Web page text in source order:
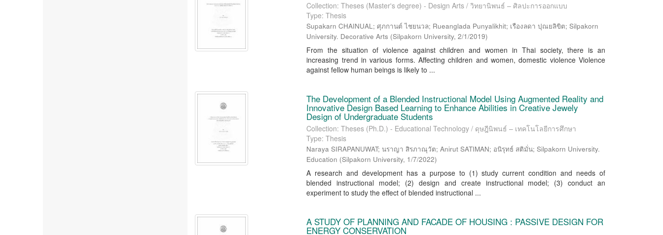
Collection: Theses (Master's degree) - Design Arts / วิทยานิพนธ์ – ศิลปะการออกแบบ
Type: Thesis
Supakarn CHAINUAL; ศุภกานต์ ไชยนวล; Rueanglada Punyalikhit; เรืองลดา ปุณยลิขิต; Silpakorn
University. Decorative Arts (Silpakorn University,2/1/2019)
From the situation of violence against children and women in Thai society, there is an
increasing trend in various forms. Affecting children and women, domestic violence Violence
against fellow human beings is likely to ...
The Development of a Blended Instructional Model Using Augmented Reality and
Innovative Design Based Learning to Enhance Abilities in Creative Jewely
Design of Undergraduate Students
Collection: Theses (Ph.D.) - Educational Technology / ดุษฎีนิพนธ์ – เทคโนโลยีการศึกษา
Type: Thesis
Naraya SIRAPANUWAT; นราญา สิรภาณุวัต; Anirut SATIMAN; อนิรุทธ์ สติมั่น; Silpakorn University.
Education (Silpakorn University, 1/7/2022)
A research and development has a purpose to (1) study current condition and needs of
blended instructional model; (2) design and create instructional model; (3) conduct an
experiment to study the effect of blended instructional ...
A STUDY OF PLANNING AND FACADE OF HOUSING : PASSIVE DESIGN FOR
ENERGY CONSERVATION